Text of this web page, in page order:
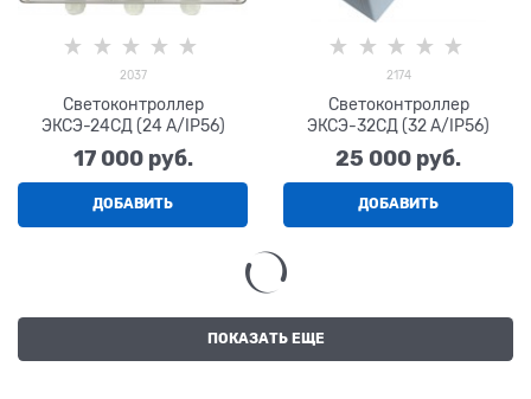
2037
Светоконтроллер
ЭКСЭ-24СД (24 А/IP56)
17 000 руб.
ДОБАВИТЬ
2174
Светоконтроллер
ЭКСЭ-32СД (32 А/IP56)
25 000 руб.
ДОБАВИТЬ
ПОКАЗАТЬ ЕЩЕ